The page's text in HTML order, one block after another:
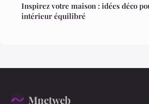
Inspirez votre maison : idées déco
intérieur équilibré
Mnetweb